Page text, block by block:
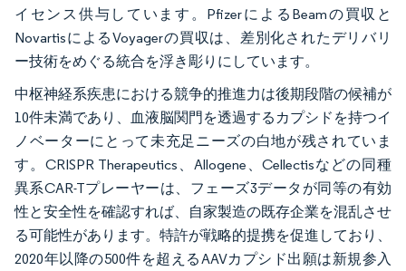
イセンス供与しています。PfizerによるBeamの買収と
NovartisによるVoyagerの買収は、差別化されたデリバリ
ー技術をめぐる統合を浮き彫りにしています。
中枢神経系疾患における競争的推進力は後期段階の候補が
10件未満であり、血液脳関門を透過するカプシドを持つイ
ノベーターにとって未充足ニーズの白地が残されていま
す。CRISPR Therapeutics、Allogene、Cellectisなどの同種
異系CAR-Tプレーヤーは、フェーズ3データが同等の有効
性と安全性を確認すれば、自家製造の既存企業を混乱させ
る可能性があります。特許が戦略的提携を促進しており、
2020年以降の500件を超えるAAVカプシド出願は新規参入